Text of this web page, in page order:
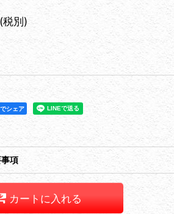
(税別)
シェア
項
カートに入れる